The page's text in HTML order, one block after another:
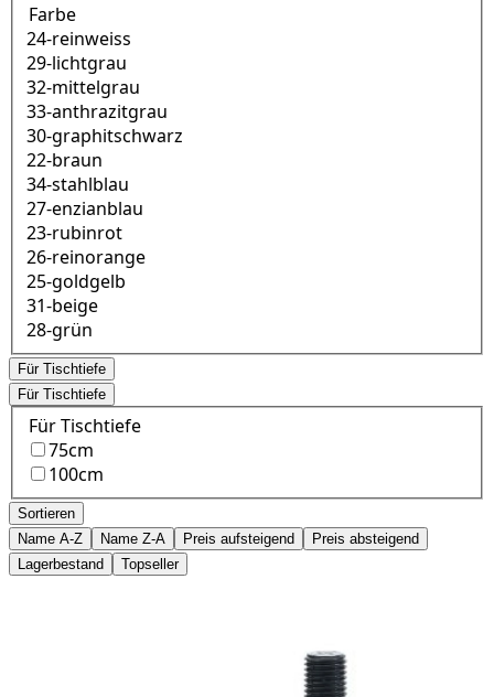
Farbe
24-reinweiss
29-lichtgrau
32-mittelgrau
33-anthrazitgrau
30-graphitschwarz
22-braun
34-stahlblau
27-enzianblau
23-rubinrot
26-reinorange
25-goldgelb
31-beige
28-grün
Für Tischtiefe
Für Tischtiefe
Für Tischtiefe
75cm
100cm
Sortieren
Name A-Z
Name Z-A Preis aufsteigend
Preis absteigend
Lagerbestand
Topseller